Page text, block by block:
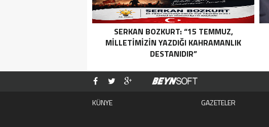
SERKAN BOZKURT: “15 TEMMUZ,
MILLETIMIZIN YAZDIĞI KAHRAMANLIK
DESTANIDIR”
KÜNYE GAZETELER